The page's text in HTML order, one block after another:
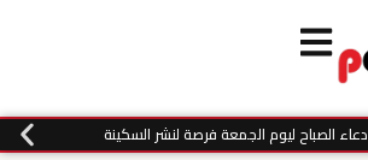
دعاء الصباح ليوم الجمعة فرصة لنشر السكينة